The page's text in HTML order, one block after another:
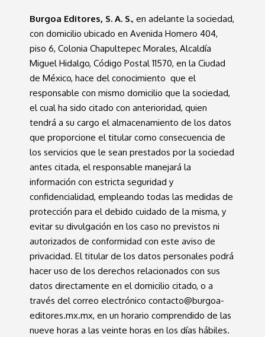
Burgoa Editores, S. A. S., en adelante la sociedad,
con domicilio ubicado en Avenida Homero 404,
piso 6, Colonia Chapultepec Morales, Alcaldía
Miguel Hidalgo, Código Postal 11570, en la Ciudad
de México, hace del conocimiento que el
responsable con mismo domicilio que la sociedad,
el cual ha sido citado con anterioridad, quien
tendrá a su cargo el almacenamiento de los datos
que proporcione el titular como consecuencia de
los servicios que le sean prestados por la sociedad
antes citada, el responsable manejará la
información con estricta seguridad y
confidencialidad, empleando todas las medidas de
protección para el debido cuidado de la misma, y
evitar su divulgación en los caso no previstos ni
autorizados de conformidad con este aviso de
privacidad. El titular de los datos personales podrá
hacer uso de los derechos relacionados con sus
datos directamente en el domicilio citado, o a
través del correo electrónico contacto@burgoa-
editores.mx.mx, en un horario comprendido de las
nueve horas a las veinte horas en los días hábiles.